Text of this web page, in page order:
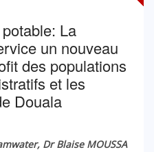
La
un nouveau
des populations
et les
Douala
Dr Blaise MOUSSA